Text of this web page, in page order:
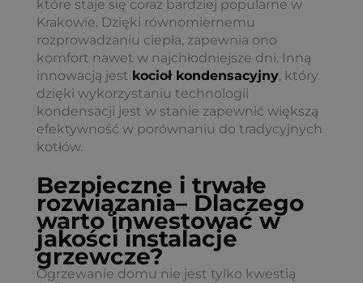
które staje się coraz bardziej popularne w
Krakowie. Dzięki równomiernemu
rozprowadzaniu ciepła, zapewnia ono
komfort nawet w najchłodniejsze dni. Inną
innowacją jest kocioł kondensacyjny, który
dzięki wykorzystaniu technologii
kondensacji jest w stanie zapewnić większą
efektywność w porównaniu do tradycyjnych
kotłów.
Bezpieczne i trwałe
rozwiązania– Dlaczego
warto inwestować w
jakości instalacje
grzewcze?
Ogrzewanie domu nie jest tylko kwestią